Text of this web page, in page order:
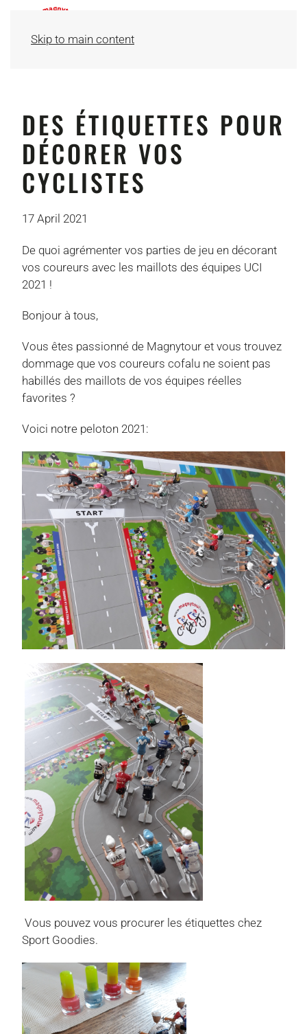
Skip to main content
DES ÉTIQUETTES POUR
DÉCORER VOS
CYCLISTES
17 April 2021
De quoi agrémenter vos parties de jeu en décorant
vos coureurs avec les maillots des équipes UCI
2021 !
Bonjour à tous,
Vous êtes passionné de Magnytour et vous trouvez
dommage que vos coureurs cofalu ne soient pas
habillés des maillots de vos équipes réelles
favorites ?
Voici notre peloton 2021:
Vous pouvez vous procurer les étiquettes chez
Sport Goodies.